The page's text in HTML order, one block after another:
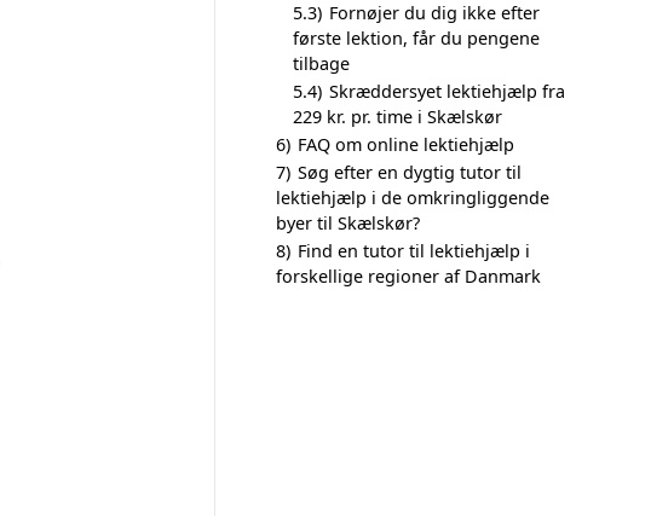
5.3) Fornøjer du dig ikke efter
første lektion, får du pengene
tilbage
5.4) Skræddersyet lektiehjælp fra
229 kr. pr. time i Skælskør
6) FAQ om online lektiehjælp
7) Søg efter en dygtig tutor til
lektiehjælp i de omkringliggende
byer til Skælskør?
8) Find en tutor til lektiehjælp i
forskellige regioner af Danmark